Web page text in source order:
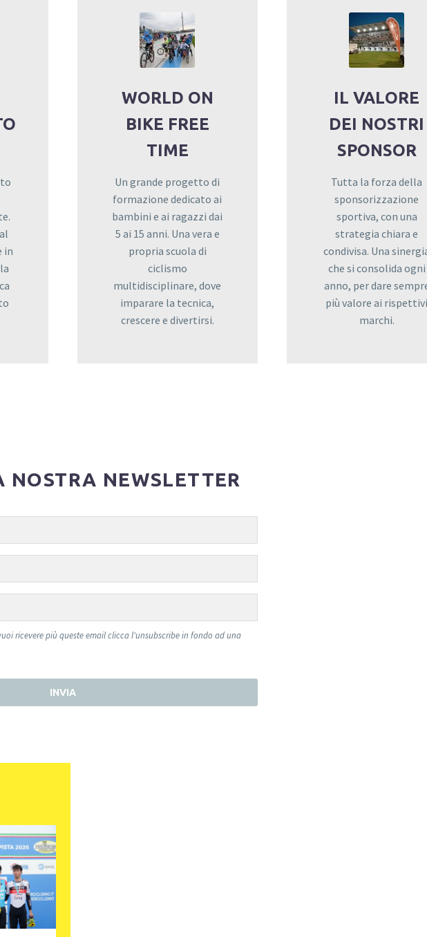
in
WORLD ON
BIKE FREE
TIME
Un grande progetto di
formazione dedicato ai
bambini e ai ragazzi dai
5 ai 15 anni. Una vera e
propria scuola di
ciclismo
multidisciplinare, dove
imparare la tecnica,
crescere e divertirsi.
IL VALORE
DEI NOSTRI
SPONSOR
Tutta la forza della
sponsorizzazione
sportiva, con una
strategia chiara e
condivisa. Una
che si consolida ogni
anno, per dare
più valore ai rispettivi
marchi.
NOSTRA NEWSLETTER
ricevere più queste email clicca l'unsubscribe in fondo ad una
INVIA